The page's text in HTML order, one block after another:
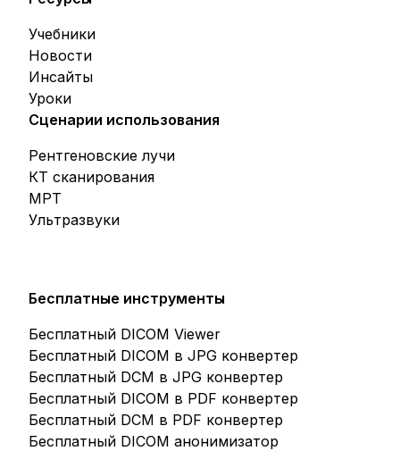
Инсайты
Уроки
Новости
Учебники
Сценарии использования
КТ сканирования
МРТ
Ультразвуки
Рентгеновские лучи
Бесплатные инструменты
Бесплатный DICOM Viewer
Бесплатный DICOM в JPG конвертер
Бесплатный DCM в JPG конвертер
Бесплатный DICOM в PDF конвертер
Бесплатный DCM в PDF конвертер
Бесплатный DICOM анонимизатор